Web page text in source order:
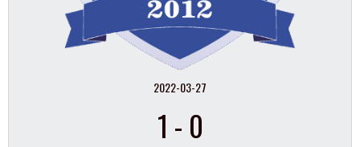
2022-03-27
1 - 0